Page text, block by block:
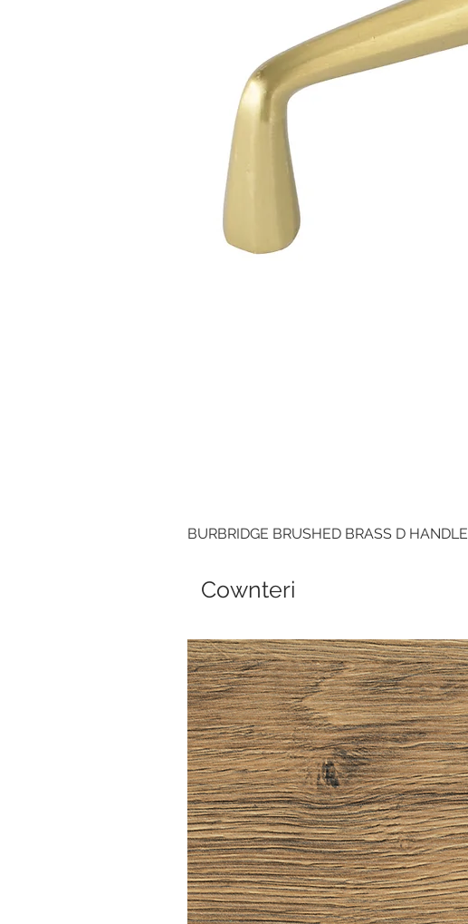
BURBRIDGE BRUSHED BRASS D HANDLE
Cownteri